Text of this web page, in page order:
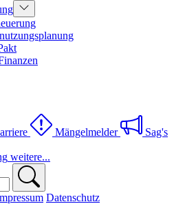
Mängelmelder Sag's
weitere...
Datenschutz